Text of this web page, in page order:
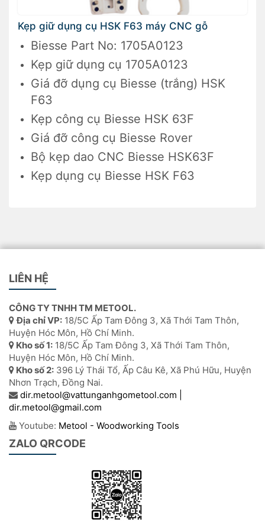
Kẹp giữ dụng cụ HSK F63 máy CNC gỗ
Biesse Part No: 1705A0123
Kẹp giữ dụng cụ 1705A0123
Giá đỡ dụng cụ Biesse (trắng) HSK
F63
Kẹp công cụ Biesse HSK 63F
Giá đỡ công cụ Biesse Rover
Bộ kẹp dao CNC Biesse HSK63F
Kẹp dụng cụ Biesse HSK F63
LIÊN HỆ
CÔNG TY TNHH TM METOOL.
Địa chỉ VP: 18/5C Ấp Tam Đông 3, Xã Thới Tam Thôn,
Huyện Hóc Môn, Hồ Chí Minh.
Kho số 1: 18/5C Ấp Tam Đông 3, Xã Thới Tam Thôn,
Huyện Hóc Môn, Hồ Chí Minh.
Kho số 2: 396 Lý Thái Tổ, Ấp Câu Kê, Xã Phú Hữu, Huyện
Nhơn Trạch, Đồng Nai.
dir.metool@vattunganhgometool.com |
dir.metool@gmail.com
Youtube: Metool - Woodworking Tools
ZALO QRCODE